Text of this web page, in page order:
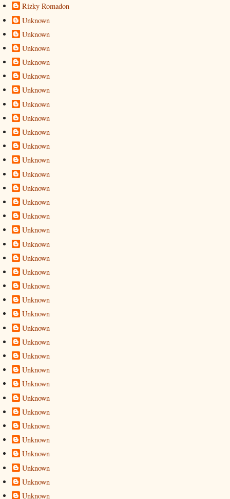
Rizky Romadon
Unknown
Unknown
Unknown
Unknown
Unknown
Unknown
Unknown
Unknown
Unknown
Unknown
Unknown
Unknown
Unknown
Unknown
Unknown
Unknown
Unknown
Unknown
Unknown
Unknown
Unknown
Unknown
Unknown
Unknown
Unknown
Unknown
Unknown
Unknown
Unknown
Unknown
Unknown
Unknown
Unknown
Unknown
Unknown